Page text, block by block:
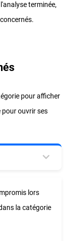
terminée,
pour afficher
pour ouvrir ses
lors
la catégorie